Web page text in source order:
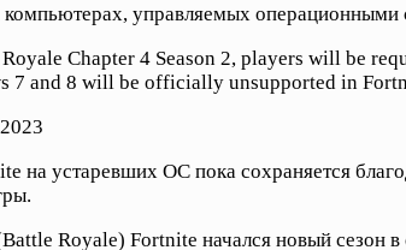
управляемых
Chapter 4 Season 2, players will be
7 and 8 will be officially unsupported in
на устаревших ОС пока сохраняется
Royale) Fortnite начался новый сезон в